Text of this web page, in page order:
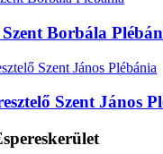
Borbála
Szent János